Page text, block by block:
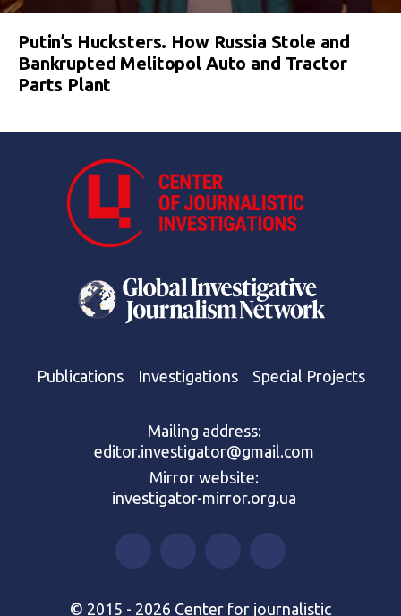
Putin’s Hucksters. How Russia Stole and
Bankrupted Melitopol Auto and Tractor
Parts Plant
Publications Investigations Special Projects
Mailing address:
editor.investigator@gmail.com
Mirror website:
investigator-mirror.org.ua
© 2015 - 2026 Center for journalistic